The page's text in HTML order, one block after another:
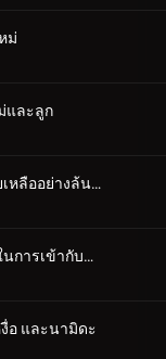
ม่
และลูก
ตอนที่ 94 การช่วยเหลืออย่างล้นหลาม! แข่งกิน!
ตอนที่ 95 กลยุทธ์ในการเข้ากับลูกสาวของคุณ
อ และนามิดะ